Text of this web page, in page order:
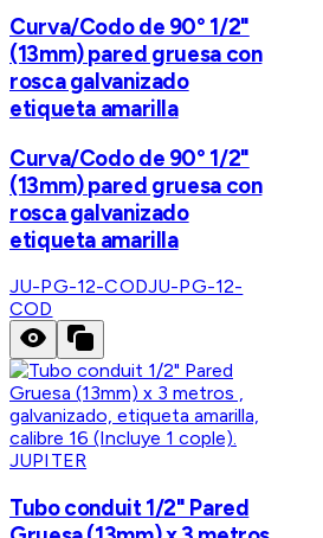
Curva/Codo de 90° 1/2"
(13mm) pared gruesa con
rosca galvanizado
etiqueta amarilla
Curva/Codo de 90° 1/2"
(13mm) pared gruesa con
rosca galvanizado
etiqueta amarilla
JU-PG-12-CODJU-PG-12-
COD
JUPITER
Tubo conduit 1/2" Pared